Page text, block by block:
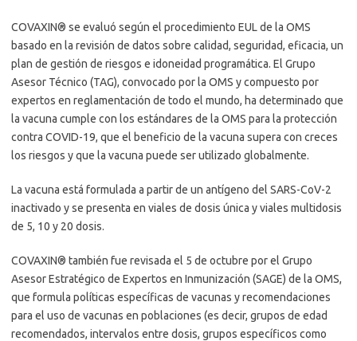
COVAXIN® se evaluó según el procedimiento EUL de la OMS
basado en la revisión de datos sobre calidad, seguridad, eficacia, un
plan de gestión de riesgos e idoneidad programática. El Grupo
Asesor Técnico (TAG), convocado por la OMS y compuesto por
expertos en reglamentación de todo el mundo, ha determinado que
la vacuna cumple con los estándares de la OMS para la protección
contra COVID-19, que el beneficio de la vacuna supera con creces
los riesgos y que la vacuna puede ser utilizado globalmente.
La vacuna está formulada a partir de un antígeno del SARS-CoV-2
inactivado y se presenta en viales de dosis única y viales multidosis
de 5, 10 y 20 dosis.
COVAXIN® también fue revisada el 5 de octubre por el Grupo
Asesor Estratégico de Expertos en Inmunización (SAGE) de la OMS,
que formula políticas específicas de vacunas y recomendaciones
para el uso de vacunas en poblaciones (es decir, grupos de edad
recomendados, intervalos entre dosis, grupos específicos como